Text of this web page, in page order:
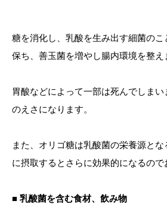
糖を消化し、乳酸を生み出す細菌のこ
保ち、善玉菌を増やし腸内環境を整え
胃酸などによって一部は死んでしま
のえさになります。
また、オリゴ糖は乳酸菌の栄養源と
に摂取するとさらに効果的になるので
■ 乳酸菌を含む食材、飲み物